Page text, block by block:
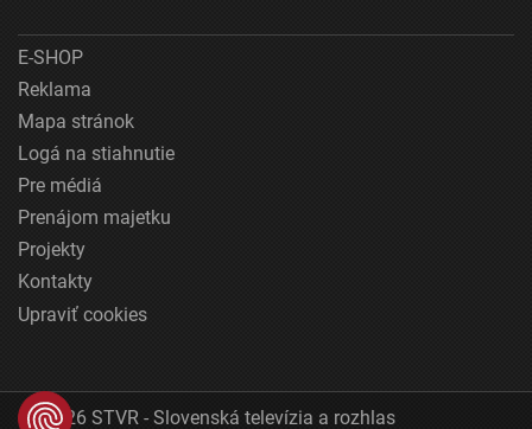
E-SHOP
Reklama
Mapa stránok
Logá na stiahnutie
Pre médiá
Prenájom majetku
Projekty
Kontakty
Upraviť cookies
© 2026 STVR - Slovenská televízia a rozhlas